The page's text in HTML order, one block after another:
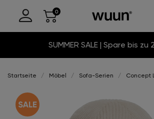
SUMMER SALE | Spare bis zu
Startseite Möbel Sofa-Serien Concept